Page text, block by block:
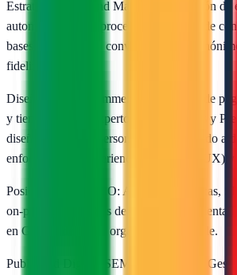
Estrategia e Inbound Marketing: Creación de
automatización de procesos, marketing de
bases de datos para convertir usuarios
fidelizados.
Diseño Web y eCommerce: Desarrollo de
y tiendas online (expertos en WordPress y
diseño totalmente personalizado, adaptado a
enfocado en la experiencia de usuario (UX)
Posicionamiento SEO: Auditorías técnicas,
on-page y estrategias de linkbuilding
en Google de forma orgánica y sostenible.
Publicidad Digital (SEM y Social Ads):